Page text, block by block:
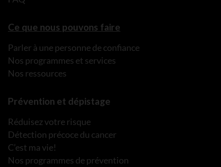
Ce que nous pouvons faire
Parler à une personne de confiance
Nos programmes et services
Nos ressources
Prévention et dépistage
Réduisez votre risque
Détection précoce du cancer
C’est ma vie!
Nos programmes de prévention